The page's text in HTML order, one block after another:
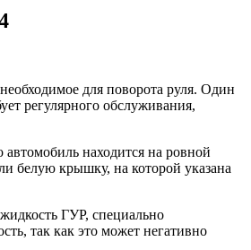
для поворота руля. Один
регулярного обслуживания,
находится на ровной
белую крышку, на которой указана
ГУР, специально
так как это может негативно